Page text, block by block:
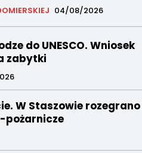
04/08/2026
do UNESCO. Wniosek
zabytki
W Staszowie rozegrano
pożarnicze